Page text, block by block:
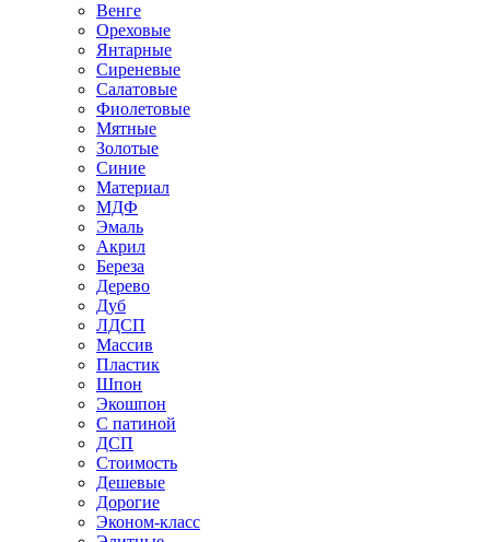
Венге
Ореховые
Янтарные
Сиреневые
Салатовые
Фиолетовые
Мятные
Золотые
Синие
Материал
МДФ
Эмаль
Акрил
Береза
Дерево
Дуб
ЛДСП
Массив
Пластик
Шпон
Экошпон
С патиной
ДСП
Стоимость
Дешевые
Дорогие
Эконом-класс